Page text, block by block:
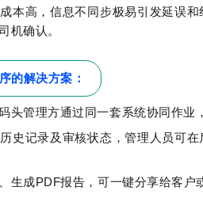
本高，信息不同步极易引发延误
机确认。
的解决方案：
头管理方通过同一套系统协同作业
史记录及审核状态，管理人员可
生成PDF报告，可一键分享给客户